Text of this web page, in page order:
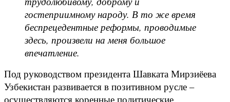
гостеприимному народу. В то же время
беспрецедентные реформы, проводимые
здесь, произвели на меня большое
впечатление.
Под руководством президента Шавката Мирзиёева
Узбекистан развивается в позитивном русле –
осуществляются коренные политические